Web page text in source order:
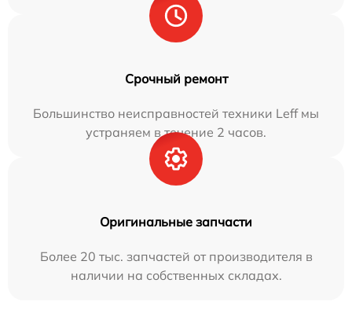
Срочный ремонт
Большинство неисправностей техники Leff мы
устраняем в течение 2 часов.
Оригинальные запчасти
Более 20 тыс. запчастей от производителя в
наличии на собственных складах.